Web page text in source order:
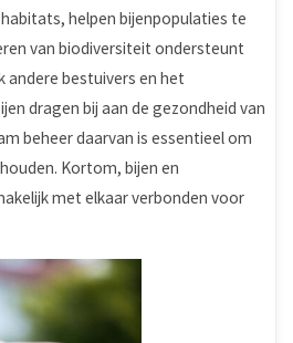
helpen bijenpopulaties te
van biodiversiteit ondersteunt
andere bestuivers en het
dragen bij aan de gezondheid van
beheer daarvan is essentieel om
Kortom, bijen en
met elkaar verbonden voor